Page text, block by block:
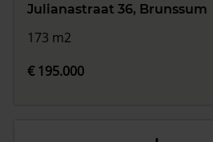
Julianastraat 36, Brunssum
173 m2
€ 195.000